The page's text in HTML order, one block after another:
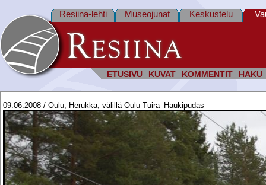
ETUSIVU KUVAT KOMMENTIT HAKU
Resiina-lehti Museojunat Keskustelu
09.06.2008 / Oulu, Herukka, välillä Oulu Tuira–Haukipudas